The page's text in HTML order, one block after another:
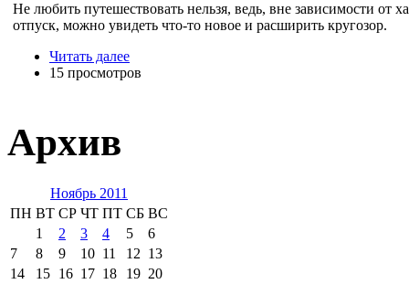
Не любить путешествовать нельзя, ведь, вне зависимости от
отпуск, можно увидеть что-то новое и расширить кругозор.
Читать далее
15 просмотров
Архив
Ноябрь 2011
ПН ВТ СР ЧТ ПТ СБ ВС
1
2 3 4 5
6
7
8 9 10 11 12 13
14
15 16 17 18 19 20